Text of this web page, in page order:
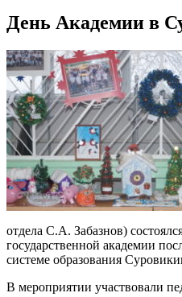
День Академии в
отдела С.А. Забазнов)
государственной академии
системе образования
В мероприятии участвовали